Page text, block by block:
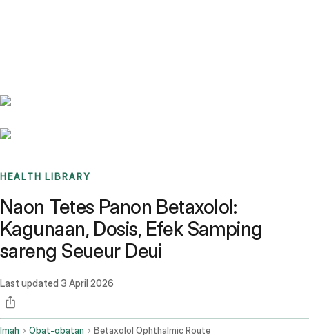
HEALTH LIBRARY
Naon Tetes Panon Betaxolol:
Kagunaan, Dosis, Efek Samping
sareng Seueur Deui
Last updated 3 April 2026
Imah Obat-obatan Betaxolol Ophthalmic Route